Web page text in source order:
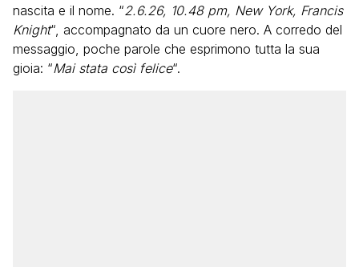
nascita e il nome. “2.6.26, 10.48 pm, New York, Francis
Knight“, accompagnato da un cuore nero. A corredo del
messaggio, poche parole che esprimono tutta la sua
gioia: “Mai stata così felice“.